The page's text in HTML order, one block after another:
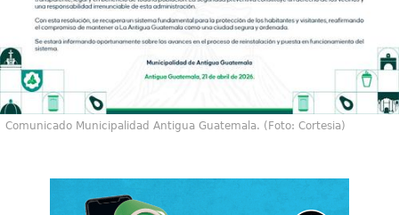
Comunicado Municipalidad Antigua Guatemala. (Foto: Cortesia)